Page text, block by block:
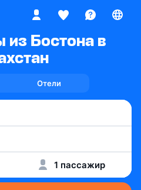
из Бостона в
Отели
1 пассажир